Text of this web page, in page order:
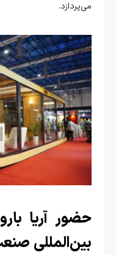
آریا بارون
صنعت